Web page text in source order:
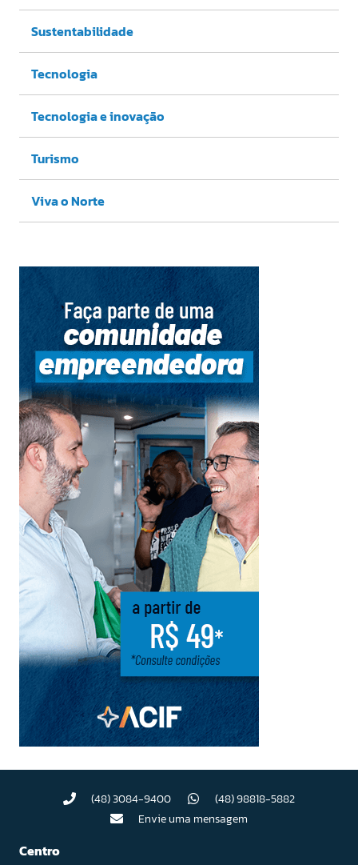
Sustentabilidade
Tecnologia
Tecnologia e inovação
Turismo
Viva o Norte
(48) 3084-9400
(48) 98818-5882
Envie uma mensagem
Centro